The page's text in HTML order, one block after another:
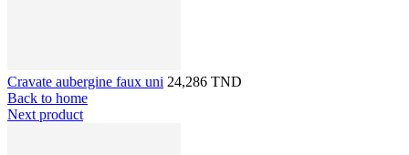
Cravate aubergine faux uni 24,286 TND
Back to home
Next product